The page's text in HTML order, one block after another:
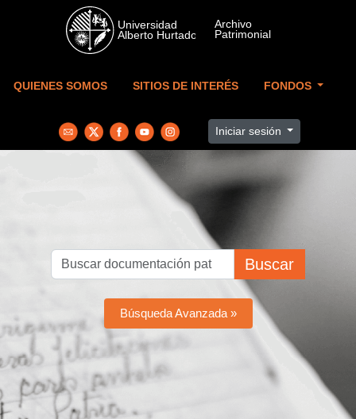
Skip to main content
QUIENES SOMOS SITIOS DE INTERÉS FONDOS
Iniciar sesión
Buscar
Búsqueda Avanzada »